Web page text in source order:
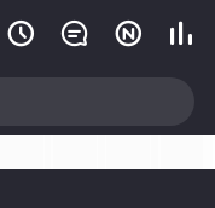
   